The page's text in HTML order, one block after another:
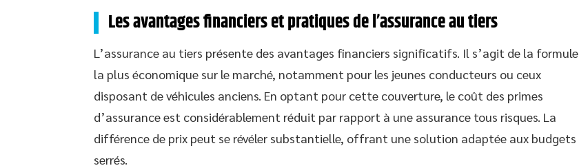
Les avantages financiers et pratiques de l’assurance au tiers
L’assurance au tiers présente des avantages financiers significatifs. Il s’agit de la formule
la plus économique sur le marché, notamment pour les jeunes conducteurs ou ceux
disposant de véhicules anciens. En optant pour cette couverture, le coût des primes
d’assurance est considérablement réduit par rapport à une assurance tous risques. La
différence de prix peut se révéler substantielle, offrant une solution adaptée aux budgets
serrés.